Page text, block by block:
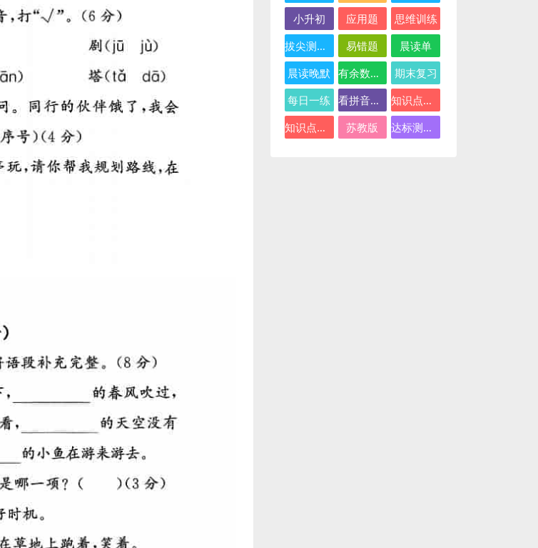
小升初
应用题
思维训练
拔尖测试卷
易错题
晨读单
晨读晚默
有余数的除法
期末复习
每日一练
看拼音写词语
知识点总结
知识点汇总
苏教版 达标测试卷